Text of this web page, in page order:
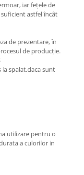
iar fețele de
astfel încât
de prezentare, în
de producție.
spalat,daca sunt
utilizare pentru o
a culorilor in